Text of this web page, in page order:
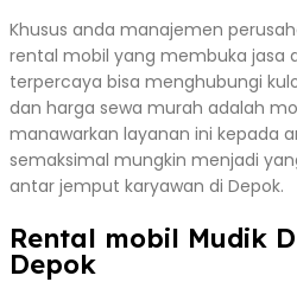
Khusus anda manajemen
rental mobil yang membuka jasa
terpercaya bisa menghubungi
dan harga sewa murah adalah
manawarkan layanan ini kepada
semaksimal mungkin menjadi
antar jemput karyawan di Depok.
Rental mobil Mudik
Depok